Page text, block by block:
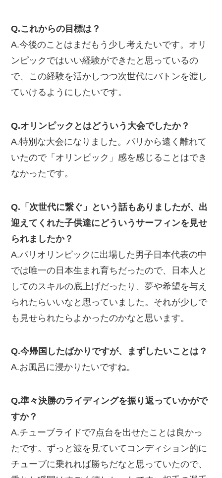
Q.これからの目標は？
A.今後のことはまだもう少し考えたいです。オリ
ンピックではいい経験ができたと思っているの
で、この経験を活かしつつ次世代にバトンを渡し
ていけるようにしたいです。
Q.オリンピックとはどういう大会でしたか？
A.特別な大会になりました。パリから遠く離れて
いたので「オリンピック」感を感じることはでき
なかったです。
Q.「次世代に繋ぐ」という話もありましたが、出
迎えてくれた子供達にどういうサーフィンを見せ
られましたか？
A.パリオリンピックに出場した男子日本代表の中
では唯一の日本生まれ育ちだったので、日本人と
してのスキルの底上げだったり、夢や希望を与え
られたらいいなと思っていました。それが少しで
も見せられたらよかったのかなと思います。
Q.今帰国したばかりですが、まずしたいことは？
A.お風呂に浸かりたいですね。
Q.準々決勝のライディングを振り返っていかがで
すか？
A.チューブライドで7点台を出せたことは良かっ
たです。ずっと波を見ていてコンディション的に
チューブに乗れれば勝ちだなと思っていたので、